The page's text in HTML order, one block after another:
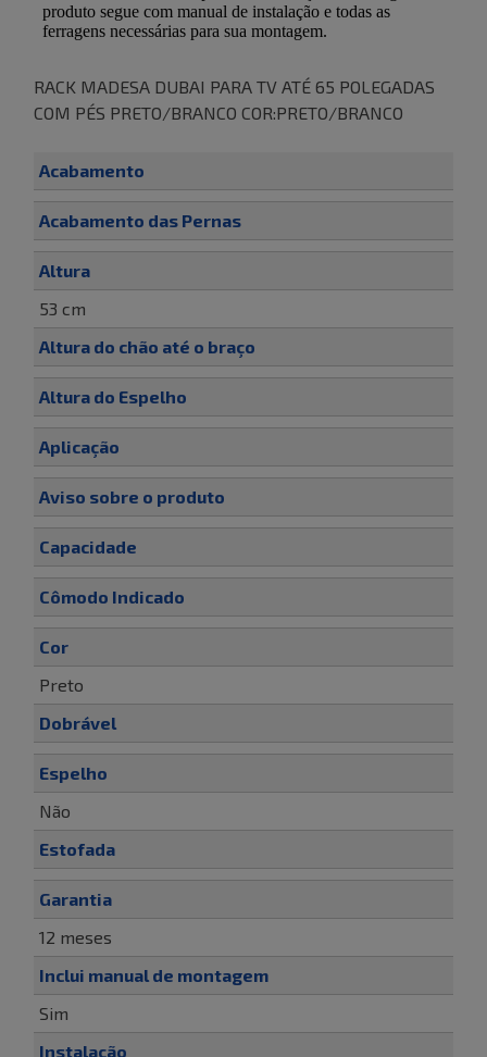
RACK MADESA DUBAI PARA TV ATÉ 65 POLEGADAS
COM PÉS PRETO/BRANCO COR:PRETO/BRANCO
Acabamento
Acabamento das Pernas
Altura
53 cm
Altura do chão até o braço
Altura do Espelho
Aplicação
Aviso sobre o produto
Capacidade
Cômodo Indicado
Cor
Preto
Dobrável
Espelho
Não
Estofada
Garantia
12 meses
Inclui manual de montagem
Sim
Instalação